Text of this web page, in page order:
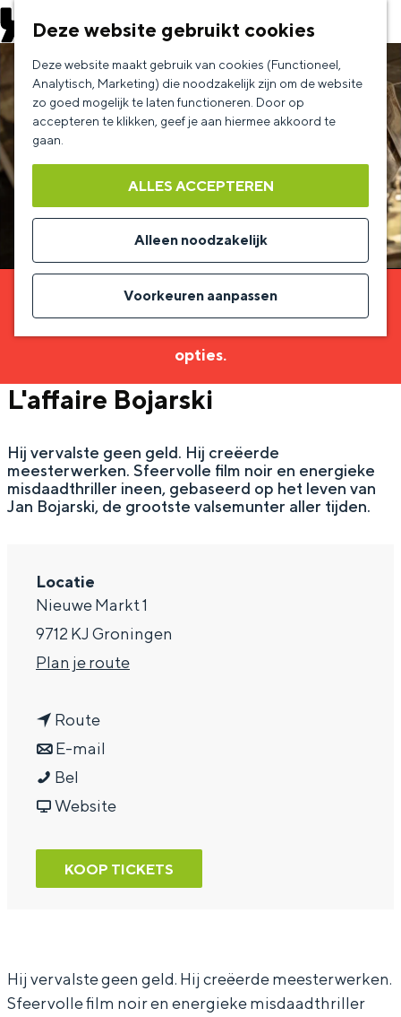
Deze website gebruikt cookies
Deze website maakt gebruik van cookies (Functioneel,
Analytisch, Marketing) die noodzakelijk zijn om de website
zo goed mogelijk te laten functioneren. Door op
accepteren te klikken, geef je aan hiermee akkoord te
gaan.
ALLES ACCEPTEREN
Alleen noodzakelijk
Voorkeuren aanpassen
a
n
a
a
Sorry, deze activiteit is niet meer beschikbaar.
opties.
L'affaire Bojarski
Hij vervalste geen geld. Hij creëerde
meesterwerken. Sfeervolle film noir en energieke
misdaadthriller ineen, gebaseerd op het leven van
Jan Bojarski, de grootste valsemunter aller tijden.
Locatie
Nieuwe Markt 1
9712 KJ Groningen
Plan je routen
f
f
r
e
Routen
a
r
'
a
a
i
E-mail
a
L
'
f
a
Bel
'
f
f
r
e
Websitev
n
L
f
f
KOOP TICKETS
Hij vervalste geen geld. Hij creëerde meesterwerken.
Sfeervolle film noir en energieke misdaadthriller